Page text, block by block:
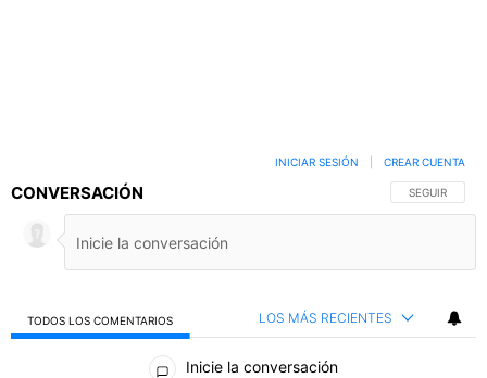
CONVERSACIÓN SIGA ESTA
SEGUIR
INICIAR SESIÓN CREAR CUENTA
TODOS LOS COMENTARIOS LOS MÁS RECIENTES
Todos los comentarios
Inicie la conversación